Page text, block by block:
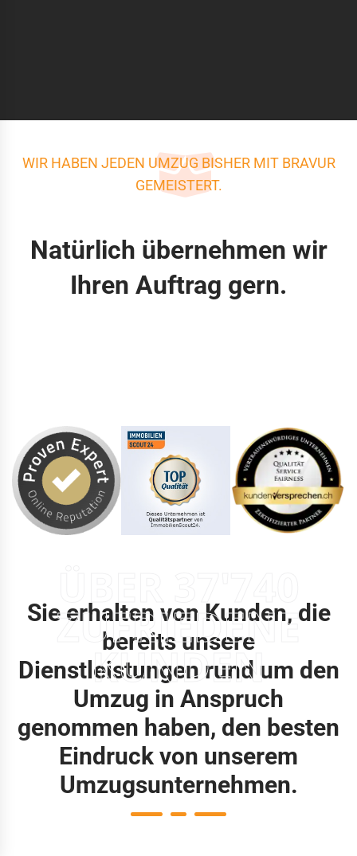
WIR HABEN JEDEN UMZUG BISHER MIT BRAVUR
GEMEISTERT.
Natürlich übernehmen wir
Ihren Auftrag gern.
ZUFRIEDENE
KUNDEN
Sie erhalten von Kunden, die
bereits unsere
Dienstleistungen rund um den
Umzug in Anspruch
genommen haben, den besten
Eindruck von unserem
Umzugsunternehmen.